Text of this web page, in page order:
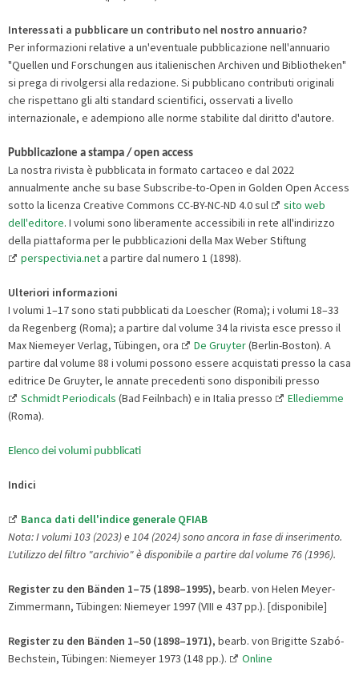
Interessati a pubblicare un contributo nel nostro annuario?
Per informazioni relative a un'eventuale pubblicazione nell'annuario
"Quellen und Forschungen aus italienischen Archiven und Bibliotheken"
si prega di rivolgersi alla redazione. Si pubblicano contributi originali
che rispettano gli alti standard scientifici, osservati a livello
internazionale, e adempiono alle norme stabilite dal diritto d'autore.
Pubblicazione a stampa / open access
La nostra rivista è pubblicata in formato cartaceo e dal 2022
annualmente anche su base Subscribe-to-Open in Golden Open Access
sotto la licenza Creative Commons CC-BY-NC-ND 4.0 sul
sito web
dell'editore. I volumi sono liberamente accessibili in rete all'indirizzo
della piattaforma per le pubblicazioni della Max Weber Stiftung
perspectivia.net a partire dal numero 1 (1898).
Ulteriori informazioni
I volumi 1–17 sono stati pubblicati da Loescher (Roma); i volumi 18–33
da Regenberg (Roma); a partire dal volume 34 la rivista esce presso il
Max Niemeyer Verlag, Tübingen, ora
De Gruyter(Berlin-Boston). A
partire dal volume 88 i volumi possono essere acquistati presso la casa
editrice De Gruyter, le annate precedenti sono disponibili presso
Schmidt Periodicals (Bad Feilnbach) e in Italia presso
Ellediemme
(Roma).
Elenco dei volumi pubblicati
Indici
Banca dati dell'indice generale QFIAB
Nota: I volumi 103 (2023) e 104 (2024) sono ancora in fase di inserimento.
L'utilizzo del filtro "archivio" è disponibile a partire dal volume 76 (1996).
Register zu den Bänden 1–75 (1898–1995), bearb. von Helen Meyer-
Zimmermann, Tübingen: Niemeyer 1997 (VIII e 437 pp.). [disponibile]
Register zu den Bänden 1–50 (1898–1971), bearb. von Brigitte Szabó-
Bechstein, Tübingen: Niemeyer 1973 (148 pp.).
Online